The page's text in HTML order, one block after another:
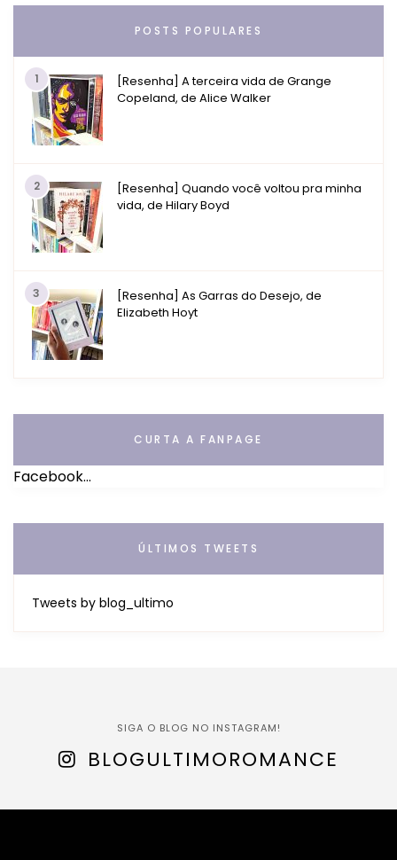
POSTS POPULARES
1
[Resenha] A terceira vida de Grange
Copeland, de Alice Walker
2
[Resenha] Quando você voltou pra minha
vida, de Hilary Boyd
3
[Resenha] As Garras do Desejo, de
Elizabeth Hoyt
CURTA A FANPAGE
Facebook...
ÚLTIMOS TWEETS
Tweets by blog_ultimo
SIGA O BLOG NO INSTAGRAM!
BLOGULTIMOROMANCE